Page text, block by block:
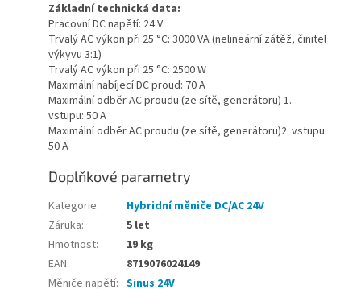
Základní technická data:
Pracovní DC napětí: 24 V
Trvalý AC výkon při 25 °C: 3000 VA (nelineární zátěž, činitel
výkyvu 3:1)
Trvalý AC výkon při 25 °C: 2500 W
Maximální nabíjecí DC proud: 70 A
Maximální odběr AC proudu (ze sítě, generátoru) 1.
vstupu: 50 A
Maximální odběr AC proudu (ze sítě, generátoru)2. vstupu:
50 A
Doplňkové parametry
Kategorie:
Hybridní měniče DC/AC 24V
Záruka:
5 let
Hmotnost:
19 kg
EAN:
8719076024149
Měniče napětí: Sinus 24V